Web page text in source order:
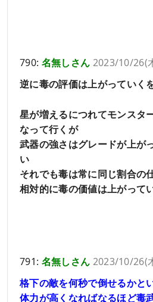
790: 名無しさん 2023/10/26(
逆に毒の評価は上がっていく
星が増えるにつれてモンスタ
なって行くが
武器の強さはグレードが上が
い
それでも毒は常に同じ割合の
相対的に毒の価値は上がって
791: 名無しさん 2023/10/26(
格下の敵を何秒で倒せるかと
体力が高くなればなるほど毒